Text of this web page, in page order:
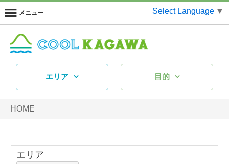
メニュー Select Language ▼
エリア 目的
HOME
エリア